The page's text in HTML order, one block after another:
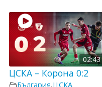
02:43
ЦСКА – Корона 0:2
България,ЦСКА